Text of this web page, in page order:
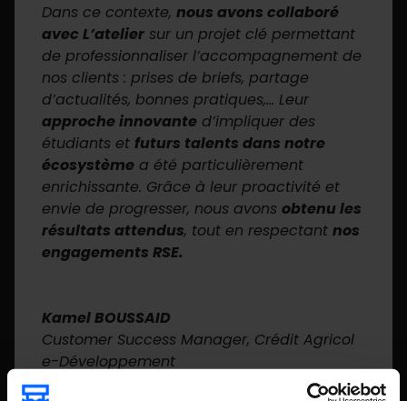
Dans ce contexte, nous avons collaboré
avec L’atelier sur un projet clé permettant
de professionnaliser l’accompagnement de
nos clients : prises de briefs, partage
d’actualités, bonnes pratiques,… Leur
approche innovante d’impliquer des
étudiants et futurs talents dans notre
écosystème a été particulièrement
enrichissante. Grâce à leur proactivité et
envie de progresser, nous avons obtenu les
résultats attendus, tout en respectant nos
engagements RSE.
Kamel BOUSSAID
Customer Success Manager, Crédit Agricol
e-Développement